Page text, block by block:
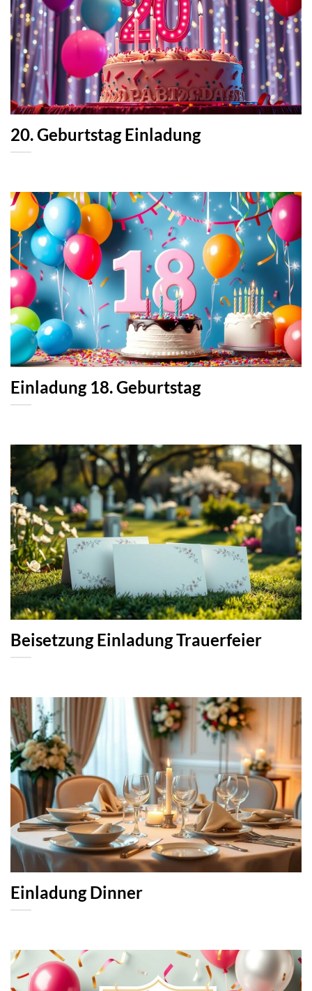
20. Geburtstag Einladung
Einladung 18. Geburtstag
Beisetzung Einladung Trauerfeier
Einladung Dinner